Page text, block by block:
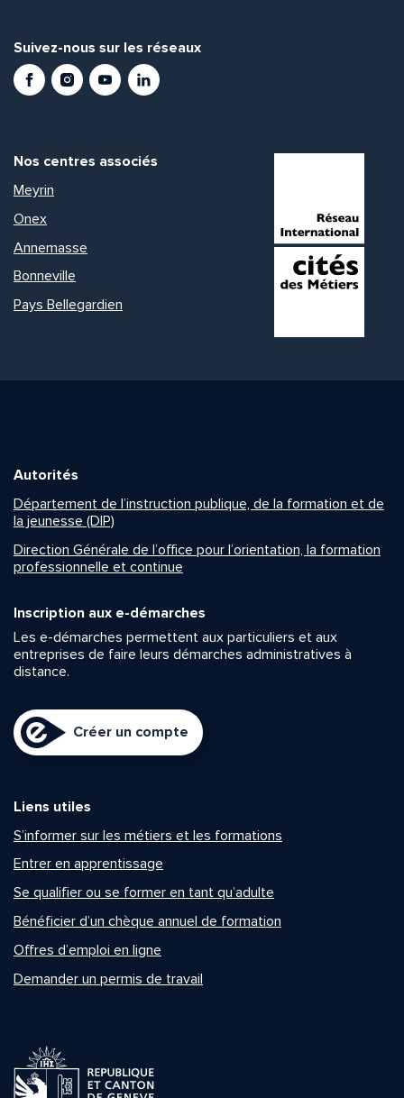
Suivez-nous sur les réseaux
FacebookInstagramYoutubeLinkedIn
Nos centres associés
Meyrin
Onex
Annemasse
Bonneville
Pays Bellegardien
Autorités
Département de l’instruction publique, de la formation et de
la jeunesse (DIP)
Direction Générale de l’office pour l’orientation, la formation
professionnelle et continue
Inscription aux e-démarches
Les e-démarches permettent aux particuliers et aux
entreprises de faire leurs démarches administratives à
distance.
Créer un compte
Liens utiles
S’informer sur les métiers et les formations
Entrer en apprentissage
Se qualifier ou se former en tant qu’adulte
Bénéficier d’un chèque annuel de formation
Offres d’emploi en ligne
Demander un permis de travail